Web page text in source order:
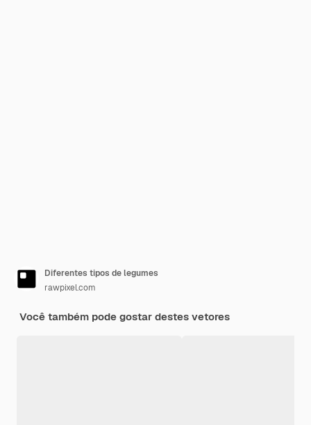
Diferentes tipos de legumes
rawpixel.com
Você também pode gostar destes vetores